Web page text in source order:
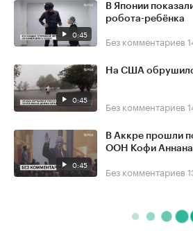
0:45
В Японии
робота-ребёнка
Без комментариев
0:45
На США
Без комментариев
0:45
В Аккре прошли
ООН Кофи Аннана
Без комментариев